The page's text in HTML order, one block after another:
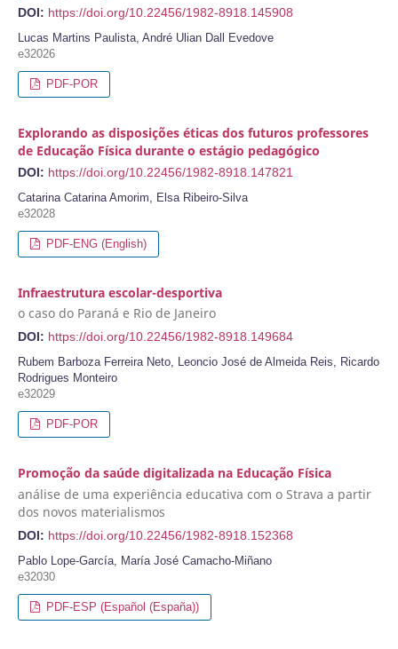
DOI: https://doi.org/10.22456/1982-8918.145908
Lucas Martins Paulista, André Ulian Dall Evedove
e32026
PDF-POR
Explorando as disposições éticas dos futuros professores
de Educação Física durante o estágio pedagógico
DOI: https://doi.org/10.22456/1982-8918.147821
Catarina Catarina Amorim, Elsa Ribeiro-Silva
e32028
PDF-ENG (English)
Infraestrutura escolar-desportiva
o caso do Paraná e Rio de Janeiro
DOI: https://doi.org/10.22456/1982-8918.149684
Rubem Barboza Ferreira Neto, Leoncio José de Almeida Reis, Ricardo
Rodrigues Monteiro
e32029
PDF-POR
Promoção da saúde digitalizada na Educação Física
análise de uma experiência educativa com o Strava a partir
dos novos materialismos
DOI: https://doi.org/10.22456/1982-8918.152368
Pablo Lope-García, María José Camacho-Miñano
e32030
PDF-ESP (Español (España))